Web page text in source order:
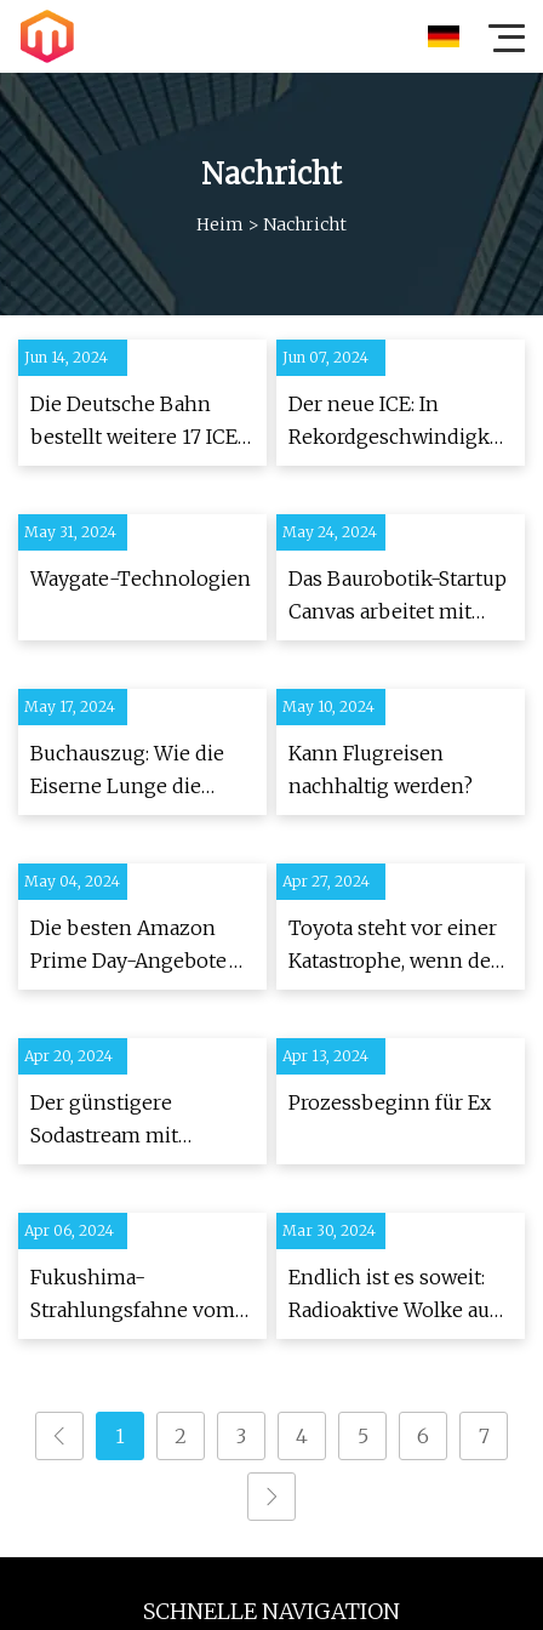
Nachricht
Heim > Nachricht
Jun 14, 2024
Die Deutsche Bahn
bestellt weitere 17 ICE
3neo-Züge bei
Jun 07, 2024
Der neue ICE: In
Rekordgeschwindigkeit
geliefert und startklar
May 31, 2024
Waygate-Technologien
May 24, 2024
Das Baurobotik-Startup
Canvas arbeitet mit
USG zusammen, um
Trockenbauindustrie
zu verändern.
May 17, 2024
Buchauszug: Wie die
Eiserne Lunge die
Polio-Behandlung
May 10, 2024
Kann Flugreisen
nachhaltig werden?
May 04, 2024
Die besten Amazon
Prime Day-Angebote
des Jahres 2023
Apr 27, 2024
Toyota steht vor einer
Katastrophe, wenn der
neue CEO nicht
Elektrofahrzeuge
umsteigt
Apr 20, 2024
Der günstigere
Sodastream mit
großem CO2-Tank ist
Apr 13, 2024
Prozessbeginn für Ex
Apr 06, 2024
Fukushima-
Strahlungsfahne vom
Meer aus trifft
Mar 30, 2024
Endlich ist es soweit:
Radioaktive Wolke aus
Fukushima landet an
1 2 3 4 5 6 7
SCHNELLE NAVIGATION